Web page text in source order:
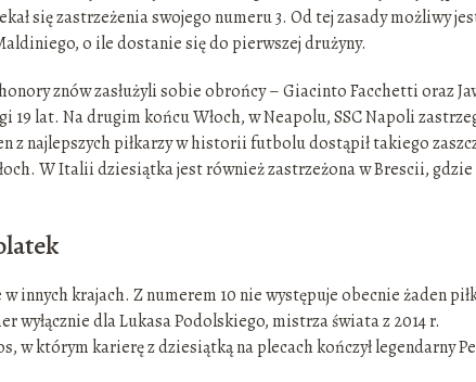
się zastrzeżenia swojego numeru 3. Od tej zasady możliwy
o ile dostanie się do pierwszej drużyny.
znów zasłużyli sobie obrońcy – Giacinto Facchetti oraz
lat. Na drugim końcu Włoch, w Neapolu, SSC Napoli
z najlepszych piłkarzy w historii futbolu dostąpił takiego
W Italii dziesiątka jest również zastrzeżona w Brescii, gdzie
innych krajach. Z numerem 10 nie występuje obecnie żaden
wyłącznie dla Lukasa Podolskiego, mistrza świata z 2014 r.
w którym karierę z dziesiątką na plecach kończył legendarny